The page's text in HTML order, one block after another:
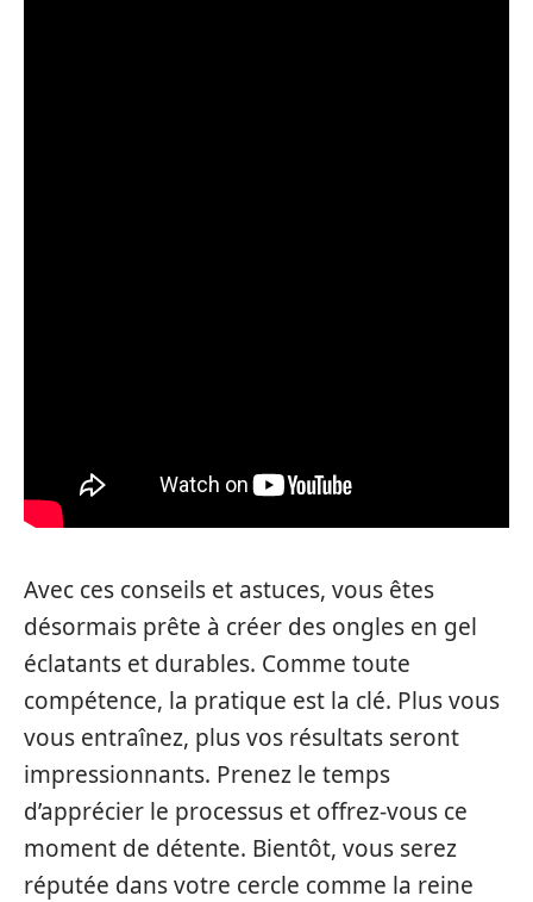
Avec ces conseils et astuces, vous êtes
désormais prête à créer des ongles en gel
éclatants et durables. Comme toute
compétence, la pratique est la clé. Plus vous
vous entraînez, plus vos résultats seront
impressionnants. Prenez le temps
d’apprécier le processus et offrez-vous ce
moment de détente. Bientôt, vous serez
réputée dans votre cercle comme la reine